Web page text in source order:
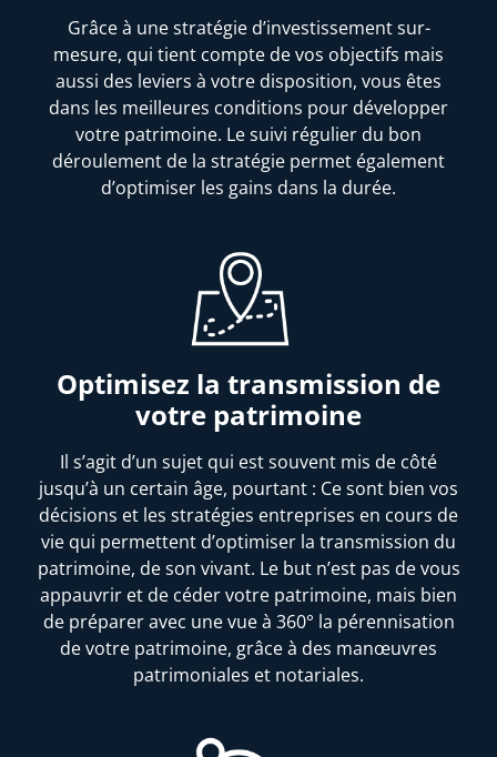
Grâce à une stratégie d’investissement sur-
mesure, qui tient compte de vos objectifs mais
aussi des leviers à votre disposition, vous êtes
dans les meilleures conditions pour développer
votre patrimoine. Le suivi régulier du bon
déroulement de la stratégie permet également
d’optimiser les gains dans la durée.
Optimisez la transmission de
votre patrimoine
Il s’agit d’un sujet qui est souvent mis de côté
jusqu’à un certain âge, pourtant : Ce sont bien vos
décisions et les stratégies entreprises en cours de
vie qui permettent d’optimiser la transmission du
patrimoine, de son vivant. Le but n’est pas de vous
appauvrir et de céder votre patrimoine, mais bien
de préparer avec une vue à 360° la pérennisation
de votre patrimoine, grâce à des manœuvres
patrimoniales et notariales.